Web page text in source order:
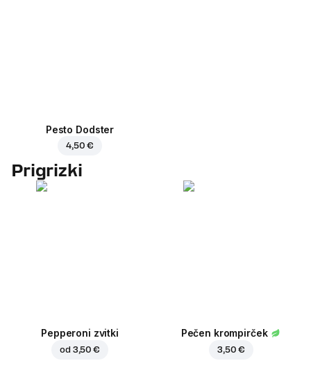
Pesto Dodster
4,50 €
Prigrizki
Pepperoni zvitki
od 3,50 €
Pečen krompirček
3,50 €